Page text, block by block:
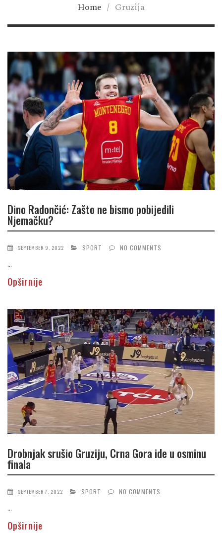
Home / Gruzija
Dino Radončić: Zašto ne bismo pobijedili
Njemačku?
SEPTEMBER 9, 2022 SPORT NO COMMENTS
...
Opširnije
Drobnjak srušio Gruziju, Crna Gora ide u osminu
finala
SEPTEMBER 7, 2022 SPORT NO COMMENTS
...
Opširnije